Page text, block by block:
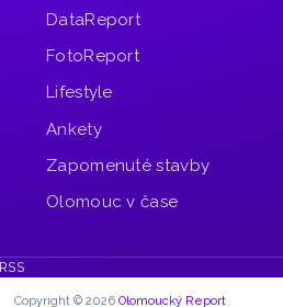
DataReport
FotoReport
Lifestyle
Ankety
Zapomenuté stavby
Olomouc v čase
RSS
Copyright © 2026 Olomoucký Report